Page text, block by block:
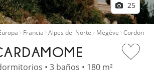
25
Francia Alpes del Norte Megève Cordon
• 3 baños • 180 m²